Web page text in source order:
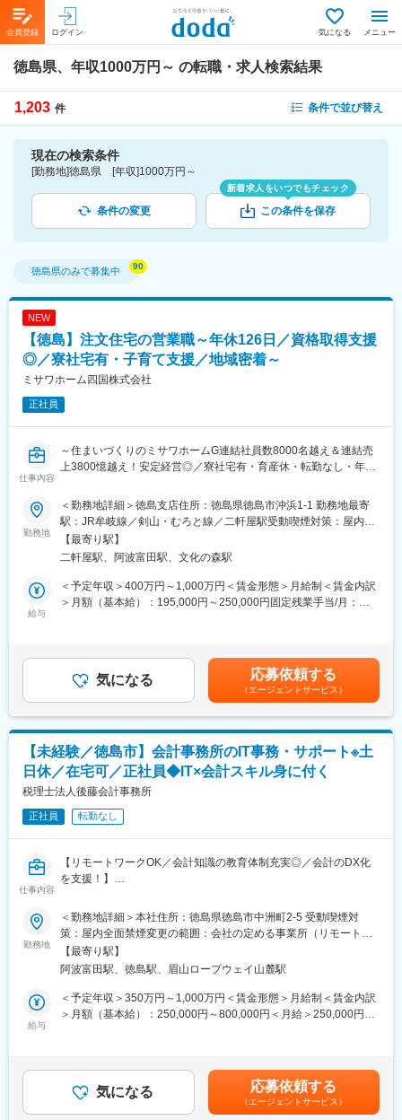
会員登録 ログイン 気になる メニュー
徳島県、年収1000万円～ の転職・求人検索結果
1,203 件 条件で並び替え
現在の検索条件
[勤務地]徳島県 [年収]1000万円～
条件の変更
新着求人をいつでもチェック
この条件を保存
徳島県のみで募集中
NEW
【徳島】注文住宅の営業職～年休126日／資格取得支援
◎／寮社宅有・子育て支援／地域密着～
ミサワホーム四国株式会社
正社員
仕事内容
～住まいづくりのミサワホームG連結社員数8000名越え＆連結売
上3800憶越え！安定経営◎／寮社宅有・育産休・転勤なし・年間
■概要：
当社は、ミサワホームグループの一員として四国エリアで住宅の
販売・施工を行っております。業界トップクラスメーカーとして
極めて高い技術力・商品力を持つミサワホームのブランド力と四
国エリアにおける絶対の営業力と信頼を併せ持った企業です。今
回は営業の新たな仲間を迎え入れたいと考えております。
とがミッションとなります。
※基本的には展示場にご来場いただいたお客様への反響営業です。
コミュニケーション能力を存分に発揮し、親切で丁寧な接客を行
す。
■業務内容：
基本的には１日外回りが中心です。
「どんな住まいにしたいか」という希望から土地、資金など様々
な面で相談に乗り、解決するお仕事になります。
設計・工務・設備・インテリアなどのスペシャリストたちと協力
し、最高の住まいをつくっていく醍醐味を味わえます。
※担当エリア…採用された勤務地エリアでの活動(社用車あり)
各拠点5名から10名の社員が在籍しており、20代から40代までの
幅広い社員が活躍中です。
■研修について：
を習得できますので、安心して業務に取り組むことが可能です。
ミサワホーム独自の技術力「木質パネル接着工法」により地震を
はじめとする自然災害や火災に強いのが特徴です。
さらに、グッドデザイン賞を36年連続受賞するほど、デザイン性
勤務地
＜勤務地詳細＞徳島支店住所：徳島県徳島市沖浜1-1 勤務地最寄
駅：JR牟岐線／剣山・むろと線／二軒屋駅受動喫煙対策：屋内全
面禁煙変更の範囲：会社の定める事業所
【最寄り駅】
二軒屋駅、阿波富田駅、文化の森駅
給与
＜予定年収＞400万円～1,000万円＜賃金形態＞月給制＜賃金内訳
＞月額（基本給）：195,000円～250,000円固定残業手当/月：
年収は年齢・経験・能力等を考慮の上決定■職務手当（35,000円
～50,000円）■資格手当■報奨金制度（年4回）■賞与：年2回 ※計
4.00ヶ月分（前年度実績）■昇給金額／昇給率：1月あたり3,000
円～5,000円（前年度実積）賃金はあくまでも目安の金額であり、
選考を通じて上下する可能性があります。月給(月額)は固定手当を
含めた表記です。
気になる 応募依頼する
（エージェントサービス）
【未経験／徳島市】会計事務所のIT事務・サポート※土
日休／在宅可／正社員◆IT×会計スキル身に付く
税理士法人後藤会計事務所
正社員 転勤なし
仕事内容
【リモートワークOK／会計知識の教育体制充実◎／会計のDX化
を支援！】
■お任せするお仕事：
当社の顧問先に対し、主に会計システムのDX化フォロー担当をお
任せします！
※顧問先とは…会計事務所にとっての取引先、クライアントを指し
ます。
■具体的な職務内容：
・電話対応
※エクセル・ワード・会計ソフト等を使用します
勤務地
＜勤務地詳細＞本社住所：徳島県徳島市中洲町2-5 受動喫煙対
策：屋内全面禁煙変更の範囲：会社の定める事業所（リモートワ
ーク含む）
【最寄り駅】
阿波富田駅、徳島駅、眉山ロープウェイ山麓駅
給与
＜予定年収＞350万円～1,000万円＜賃金形態＞月給制＜賃金内訳
＞月額（基本給）：250,000円～800,000円＜月給＞250,000円～
ります。月給(月額)は固定手当を含めた表記です。
気になる 応募依頼する
（エージェントサービス）